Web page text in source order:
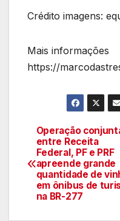
Crédito imagens:
Mais informações
https://
de
artigos
Operação
entre Receita
Federal, PF e PRF
apreende grande
quantidade de
em ônibus de
na BR-277